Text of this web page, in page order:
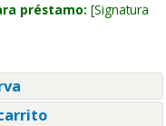
préstamo: Signatura